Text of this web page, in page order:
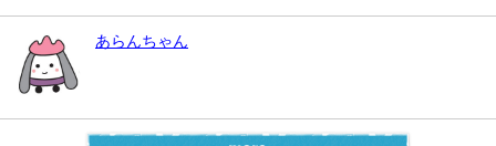
あらんちゃん